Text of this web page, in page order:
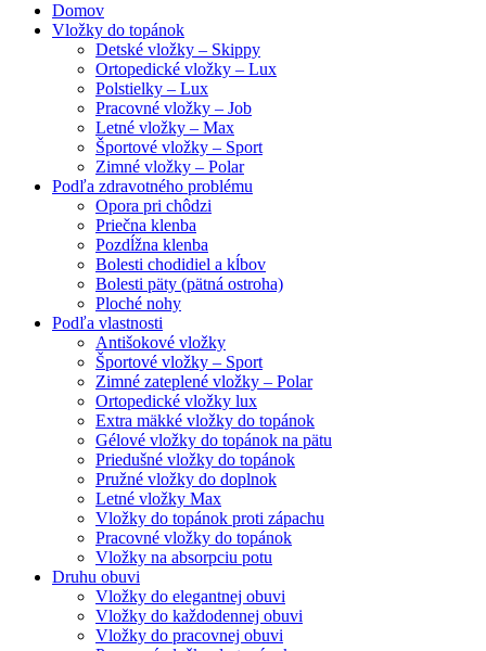
Domov
Vložky do topánok
Detské vložky – Skippy
Ortopedické vložky – Lux
Polstielky – Lux
Pracovné vložky – Job
Letné vložky – Max
Športové vložky – Sport
Zimné vložky – Polar
Podľa zdravotného problému
Opora pri chôdzi
Priečna klenba
Pozdĺžna klenba
Bolesti chodidiel a kĺbov
Bolesti päty (pätná ostroha)
Ploché nohy
Podľa vlastnosti
Antišokové vložky
Športové vložky – Sport
Zimné zateplené vložky – Polar
Ortopedické vložky lux
Extra mäkké vložky do topánok
Gélové vložky do topánok na pätu
Priedušné vložky do topánok
Pružné vložky do doplnok
Letné vložky Max
Vložky do topánok proti zápachu
Pracovné vložky do topánok
Vložky na absorpciu potu
Druhu obuvi
Vložky do elegantnej obuvi
Vložky do každodennej obuvi
Vložky do pracovnej obuvi